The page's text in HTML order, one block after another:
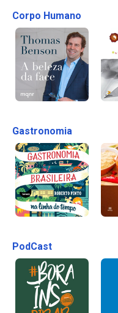
Corpo Humano
Gastronomia
PodCast